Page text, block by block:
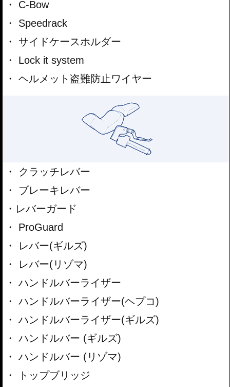
C-Bow
Speedrack
サイドケースホルダー
Lock it system
ヘルメット盗難防止ワイヤー
クラッチレバー
ブレーキレバー
レバーガード
ProGuard
レバー(ギルズ)
レバー(リゾマ)
ハンドルバーライザー
ハンドルバーライザー(ヘプコ)
ハンドルバーライザー(ギルズ)
ハンドルバー (ギルズ)
ハンドルバー (リゾマ)
トップブリッジ